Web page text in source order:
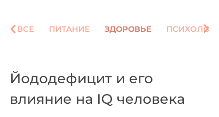
ВСЕ ПИТАНИЕ ЗДОРОВЬЕ
Йододефицит и его
влияние на IQ человека